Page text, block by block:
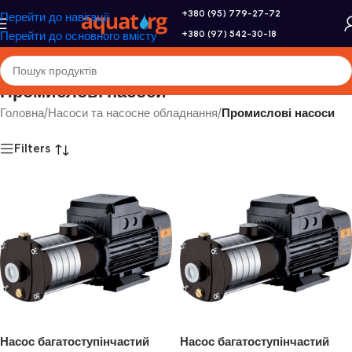
Перейти до навігації
Перейти до основного вмісту
+380 (95) 779-27-72
+380 (97) 542-30-18
Промислові насоси
Головна/Насоси та насосне обладнання/Промислові насоси
Filters
Насос багатоступінчастий
Насос багатоступінчастий